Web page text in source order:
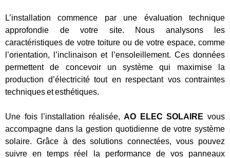
L’installation commence par une évaluation technique
approfondie de votre site. Nous analysons les
caractéristiques de votre toiture ou de votre espace, comme
l’orientation, l’inclinaison et l’ensoleillement. Ces données
permettent de concevoir un système qui maximise la
production d’électricité tout en respectant vos contraintes
techniques et esthétiques.
Une fois l’installation réalisée,AO ELEC SOLAIRE vous
accompagne dans la gestion quotidienne de votre système
solaire. Grâce à des solutions connectées, vous pouvez
suivre en temps réel la performance de vos panneaux